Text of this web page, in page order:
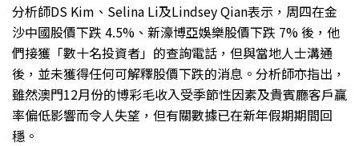
分析師DS Kim、Selina Li及Lindsey Qian表示，周四在金
沙中國股價下跌 4.5%、新濠博亞娛樂股價下跌 7% 後，他
們接獲「數十名投資者」的查詢電話，但與當地人士溝通
後，並未獲得任何可解釋股價下跌的消息。分析師亦指出，
雖然澳門12月份的博彩毛收入受季節性因素及貴賓廳客戶贏
率偏低影響而令人失望，但有關數據已在新年假期期間回
穩。